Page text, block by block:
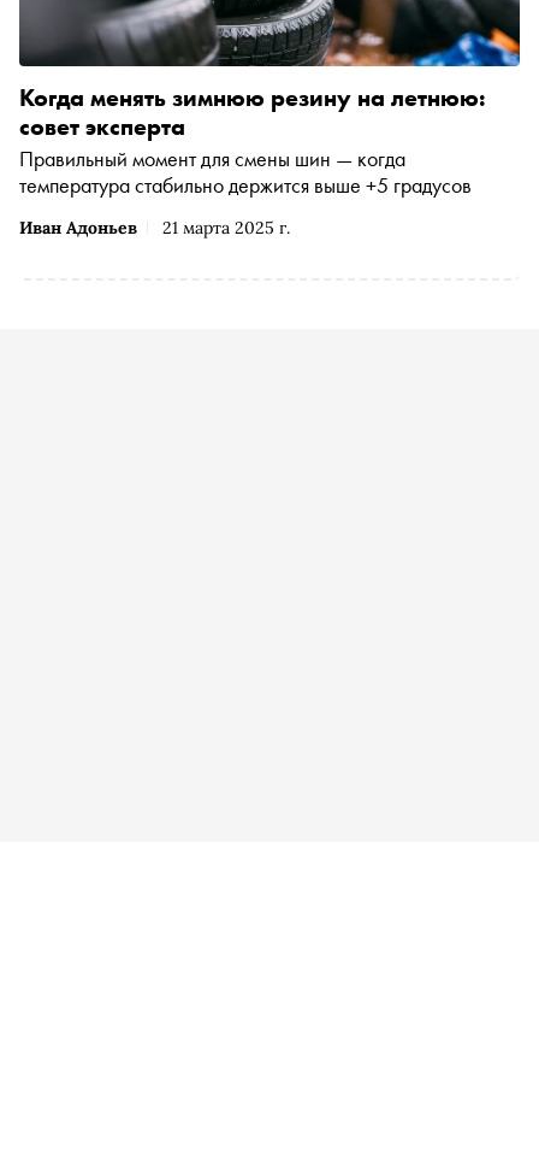
Иван Адоньев 21 марта 2025 г.
Когда менять зимнюю резину на летнюю:
совет эксперта
Правильный момент для смены шин — когда
температура стабильно держится выше +5 градусов